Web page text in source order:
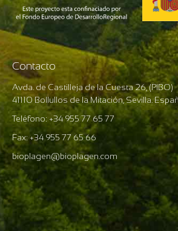
Contacto
Avda. de Castilleja de la Cuesta 26, (PIBO)
41110 Bollullos de la Mitación, Sevilla.
Teléfono: +34 955 77 65 77
Fax: +34 955 77 65 66
bioplagen@bioplagen.com